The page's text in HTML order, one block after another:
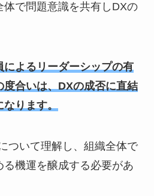
で問題意識を共有しDXの
よるリーダーシップの有
合いは、DXの成否に直結
なります。
ついて理解し、組織全体で
機運を醸成する必要があ